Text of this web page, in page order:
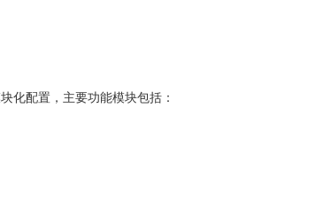
化配置，主要功能模块包括：